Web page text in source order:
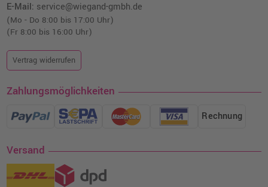
E-Mail: service@wiegand-gmbh.de
(Mo - Do 8:00 bis 17:00 Uhr)
(Fr 8:00 bis 16:00 Uhr)
Vertrag widerrufen
Zahlungsmöglichkeiten
Rechnung
Versand